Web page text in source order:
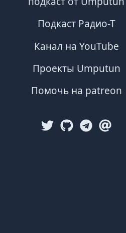
Подкаст Радио-Т
Канал на YouTube
Проекты Umputun
Помочь на patreon